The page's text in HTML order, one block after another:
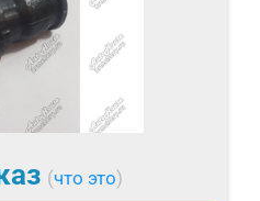
(что это)